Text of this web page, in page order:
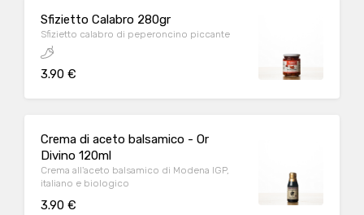
Sfizietto Calabro 280gr
Sfizietto calabro di peperoncino piccante
3.90 €
Crema di aceto balsamico - Or
Divino 120ml
Crema all'aceto balsamico di Modena IGP,
italiano e biologico
3.90 €